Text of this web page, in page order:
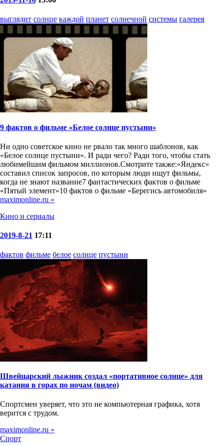
выглядит солнце каждой планет солнечной системы галерея
9 фактов о фильме «Белое солнце пустыни»
Ни одно советское кино не рвало так много шаблонов, как
«Белое солнце пустыни». И ради чего? Ради того, чтобы стать
любимейшим фильмом миллионов.Смотрите также:«Яндекс»
составил список запросов, по которым люди ищут фильмы,
когда не знают название7 фантастических фактов о фильме
«Пятый элемент»10 фактов о фильме «Берегись автомобиля»
maximonline.ru »
Кино и сериалы
2019-8-21 17:11
фактов фильме белое солнце пустыни
Швейцарский лыжник создал «портативное солнце» для
катания в горах по ночам (видео)
Спортсмен уверяет, что это не компьютерная графика, хотя
верится с трудом.
maximonline.ru »
Спорт